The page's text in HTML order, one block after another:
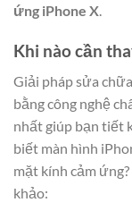
ứng iPhone X.
Khi nào cần
Giải pháp sửa
bằng công nghệ
nhất giúp bạn tiết
biết màn hình
mặt kính cảm
khảo: